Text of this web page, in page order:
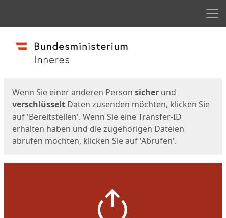
Start
Wenn Sie einer anderen Person sicher und
verschlüsselt Daten zusenden möchten, klicken Sie
auf 'Bereitstellen'. Wenn Sie eine Transfer-ID
erhalten haben und die zugehörigen Dateien
abrufen möchten, klicken Sie auf 'Abrufen'.